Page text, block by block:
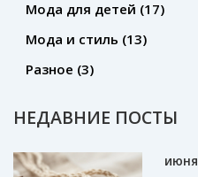
Мода для детей (17)
Мода и стиль (13)
Разное (3)
НЕДАВНИЕ ПОСТЫ